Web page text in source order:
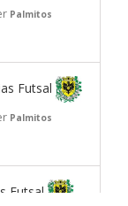
Palmitos
Futsal
Palmitos
Futsal